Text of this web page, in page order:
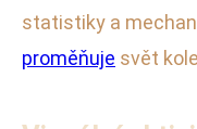
statistiky a
proměňuje svět